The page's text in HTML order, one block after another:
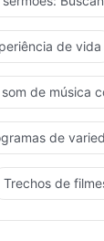
de vida
de música
de
Trechos de